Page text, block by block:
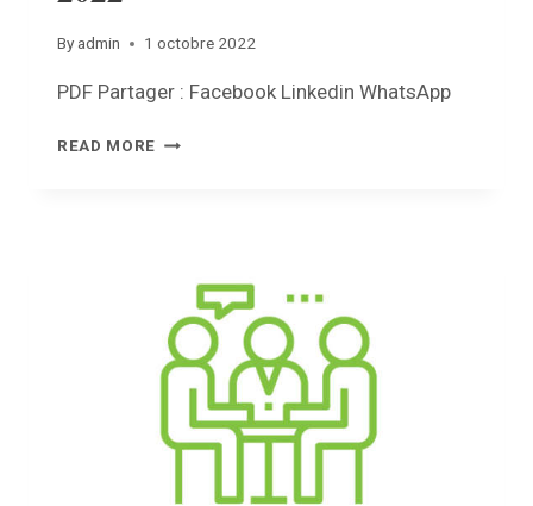
By admin 1 octobre 2022
PDF Partager : Facebook Linkedin WhatsApp
READ MORE REVUE